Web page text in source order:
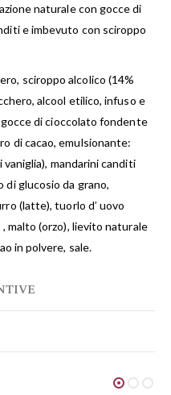
naturale con gocce di
e imbevuto con sciroppo
sciroppo alcolico (14%
alcool etilico, infuso e
di cioccolato fondente
di cacao, emulsionante:
mandarini canditi
di glucosio da grano,
(latte), tuorlo d’ uovo
malto (orzo), lievito naturale
in polvere, sale.